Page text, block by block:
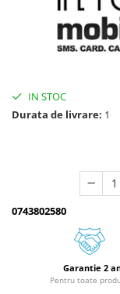
Triciclete
Motoburghie si
Motoburghie
Drujbe, fierastraie
Consumabile
Drujbe electrice
Unelte electrice
Mori cereale si
Batoze - mori
IN STOC
Durata de livrare: 1
0743802580
Garantie 2
Pentru toate